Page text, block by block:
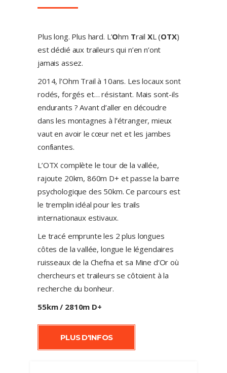
Plus long. Plus hard. L’Ohm Trail XL (OTX)
est dédié aux traileurs qui n’en n’ont
jamais assez.
2014, l’Ohm Trail à 10ans. Les locaux sont
rodés, forgés et… résistant. Mais sont-ils
endurants ? Avant d’aller en découdre
dans les montagnes à l’étranger, mieux
vaut en avoir le cœur net et les jambes
confiantes.
L’OTX complète le tour de la vallée,
rajoute 20km, 860m D+ et passe la barre
psychologique des 50km. Ce parcours est
le tremplin idéal pour les trails
internationaux estivaux.
Le tracé emprunte les 2 plus longues
côtes de la vallée, longue le légendaires
ruisseaux de la Chefna et sa Mine d’Or où
chercheurs et traileurs se côtoient à la
recherche du bonheur.
55km / 2810m D+
PLUS D'INFOS